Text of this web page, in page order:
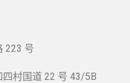
223 号
村国道 22 号 43/5B